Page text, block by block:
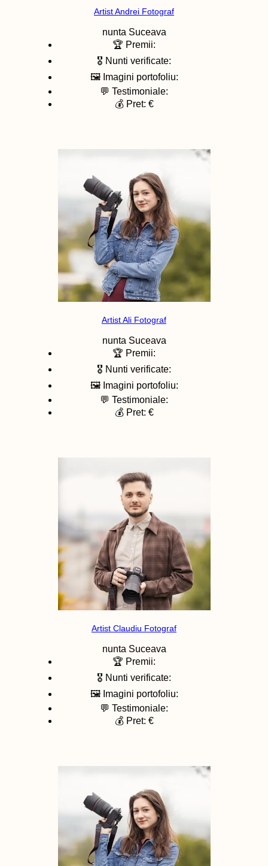
Artist Andrei Fotograf
nunta Suceava
🏆 Premii:
🎖️ Nunti verificate:
🖼️ Imagini portofoliu:
💬 Testimoniale:
💰 Pret: €
Artist Ali Fotograf
nunta Suceava
🏆 Premii:
🎖️ Nunti verificate:
🖼️ Imagini portofoliu:
💬 Testimoniale:
💰 Pret: €
Artist Claudiu Fotograf
nunta Suceava
🏆 Premii:
🎖️ Nunti verificate:
🖼️ Imagini portofoliu:
💬 Testimoniale:
💰 Pret: €